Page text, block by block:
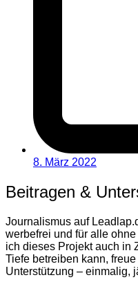
8. März 2022
Beitragen &
Journalismus auf
werbefrei und für alle
ich dieses Projekt auch in
Tiefe betreiben kann,
Unterstützung – einmalig,